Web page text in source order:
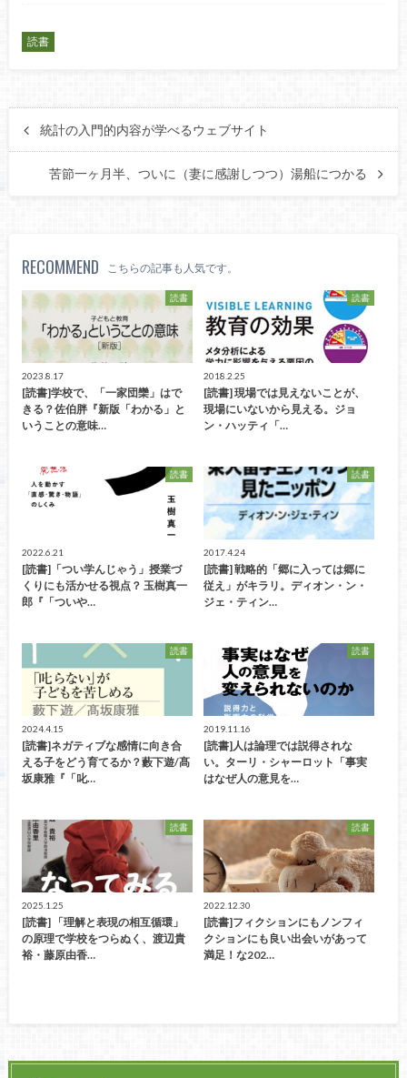
読書
統計の入門的内容が学べるウェブサイト
苦節一ヶ月半、ついに（妻に感謝しつつ）湯船につかる
RECOMMEND こちらの記事も人気です。
読書
2023.8.17
[読書]学校で、「一家団欒」はで
きる？佐伯胖『新版「わかる」と
いうことの意味…
読書
2018.2.25
[読書] 現場では見えないことが、
現場にいないから見える。ジョ
ン・ハッティ「…
読書
2022.6.21
[読書]「つい学んじゃう」授業づ
くりにも活かせる視点？ 玉樹真一
郎『「ついや…
読書
2017.4.24
[読書] 戦略的「郷に入っては郷に
従え」がキラリ。ディオン・ン・
ジェ・ティン…
読書
2024.4.15
[読書]ネガティブな感情に向き合
える子をどう育てるか？藪下遊/髙
坂康雅『「叱…
読書
2019.11.16
[読書]人は論理では説得されな
い。ターリ・シャーロット「事実
はなぜ人の意見を…
読書
2025.1.25
[読書] 「理解と表現の相互循環」
の原理で学校をつらぬく、渡辺貴
裕・藤原由香…
読書
2022.12.30
[読書]フィクションにもノンフィ
クションにも良い出会いがあって
満足！な202…